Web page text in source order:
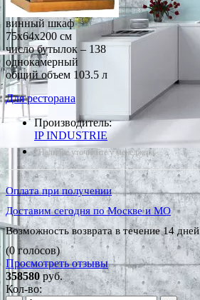
винный шкаф
75x64x200 см
число бутылок – 138
однокамерный
общий объем 103.5 л
Для ресторана
Производитель:
IP INDUSTRIE
*Наличие уточняйте у менеджера
Оплата при получении
Доставим сегодня по Москве и МО
Возможность возврата в течение 14 дней
(0 голосов)
Просмотреть отзывы
358580руб.
Кол-во: